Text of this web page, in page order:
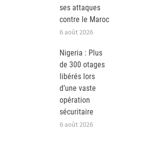
ses attaques
contre le Maroc
6 août 2026
Nigeria : Plus
de 300 otages
libérés lors
d’une vaste
opération
sécuritaire
6 août 2026